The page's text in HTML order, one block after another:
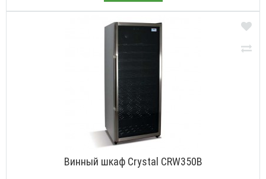
Винный шкаф Crystal CRW350B